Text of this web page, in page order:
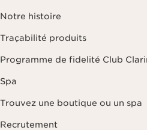
Notre histoire
Traçabilité produits
Programme de fidelité Club
Spa
Trouvez une boutique ou un spa
Recrutement